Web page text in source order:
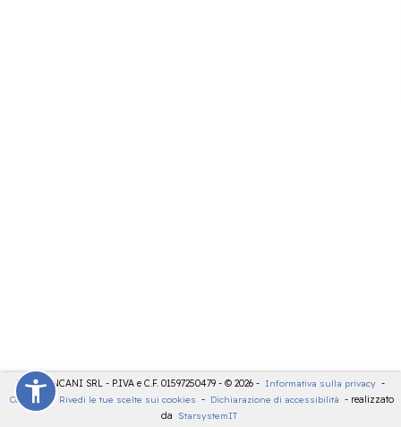
LDT - PANCANI SRL - P.IVA e C.F. 01597250479 - © 2026 - Informativa sulla privacy -
Cookies
- Rivedi le tue scelte sui cookies - Dichiarazione di accessibilità - realizzato
da
StarsystemIT